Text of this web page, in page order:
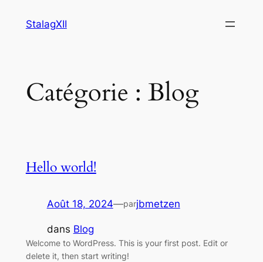
StalagXII
Catégorie : Blog
Hello world!
Août 18, 2024—parjbmetzen
dans Blog
Welcome to WordPress. This is your first post. Edit or
delete it, then start writing!